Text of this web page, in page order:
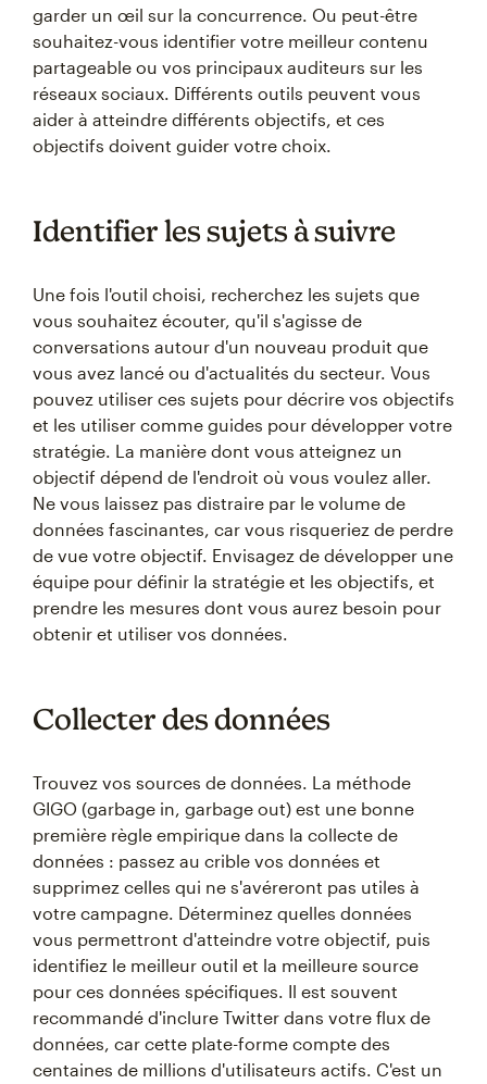
garder un œil sur la concurrence. Ou peut-être
souhaitez-vous identifier votre meilleur contenu
partageable ou vos principaux auditeurs sur les
réseaux sociaux. Différents outils peuvent vous
aider à atteindre différents objectifs, et ces
objectifs doivent guider votre choix.
Identifier les sujets à suivre
Une fois l'outil choisi, recherchez les sujets que
vous souhaitez écouter, qu'il s'agisse de
conversations autour d'un nouveau produit que
vous avez lancé ou d'actualités du secteur. Vous
pouvez utiliser ces sujets pour décrire vos objectifs
et les utiliser comme guides pour développer votre
stratégie. La manière dont vous atteignez un
objectif dépend de l'endroit où vous voulez aller.
Ne vous laissez pas distraire par le volume de
données fascinantes, car vous risqueriez de perdre
de vue votre objectif. Envisagez de développer une
équipe pour définir la stratégie et les objectifs, et
prendre les mesures dont vous aurez besoin pour
obtenir et utiliser vos données.
Collecter des données
Trouvez vos sources de données. La méthode
GIGO (garbage in, garbage out) est une bonne
première règle empirique dans la collecte de
données : passez au crible vos données et
supprimez celles qui ne s'avéreront pas utiles à
votre campagne. Déterminez quelles données
vous permettront d'atteindre votre objectif, puis
identifiez le meilleur outil et la meilleure source
pour ces données spécifiques. Il est souvent
recommandé d'inclure Twitter dans votre flux de
données, car cette plate-forme compte des
centaines de millions d'utilisateurs actifs. C'est un